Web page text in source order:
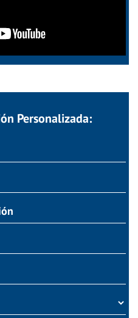
Personalizada: